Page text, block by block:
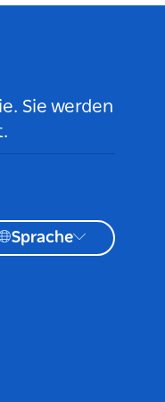
Sie werden
Sprache